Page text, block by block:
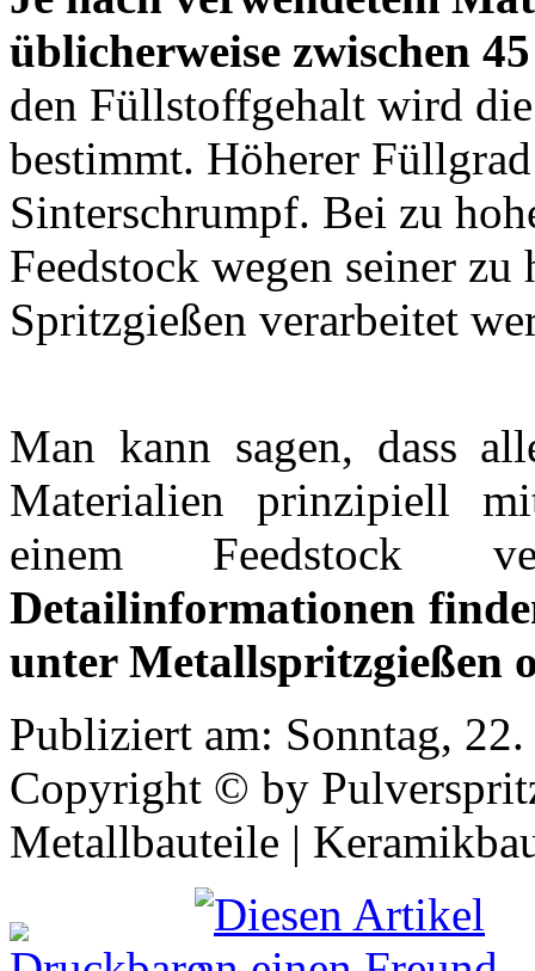
üblicherweise zwischen
den Füllstoffgehalt wird
bestimmt. Höherer
Sinterschrumpf. Bei zu
Feedstock wegen seiner
Spritzgießen verarbeitet
Man kann sagen, dass
Materialien prinzipiell
einem Feedstock
Detailinformationen
unter Metallspritzgießen
Publiziert am: Sonntag,
Copyright © by
Metallbauteile |